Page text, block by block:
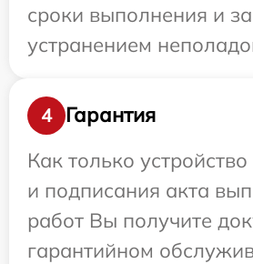
сроки выполнения и
устранением
4
Гарантия
Как только
и подписания акта
работ Вы получите
гарантийном